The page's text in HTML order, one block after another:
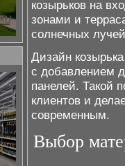
козырьков на
зонами и
солнечных
Дизайн
с добавлением
панелей. Такой
клиентов и
современным.
Выбор